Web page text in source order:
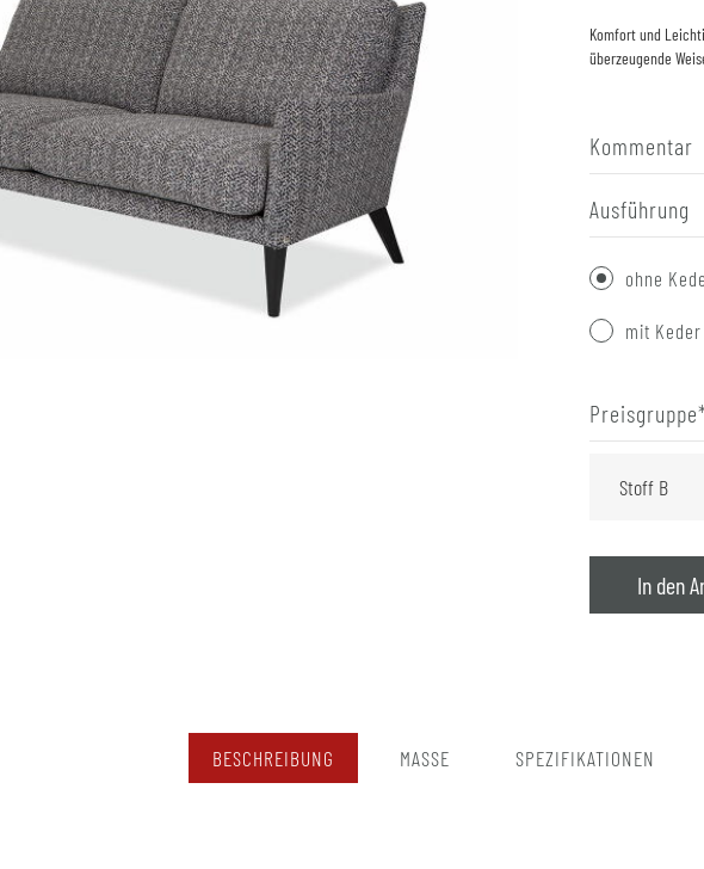
Komfort und
überzeugende
Kommentar
Ausführung
ohne
mit Keder
Preisgruppe
In den
BESCHREIBUNG MASSE SPEZIFIKATIONEN